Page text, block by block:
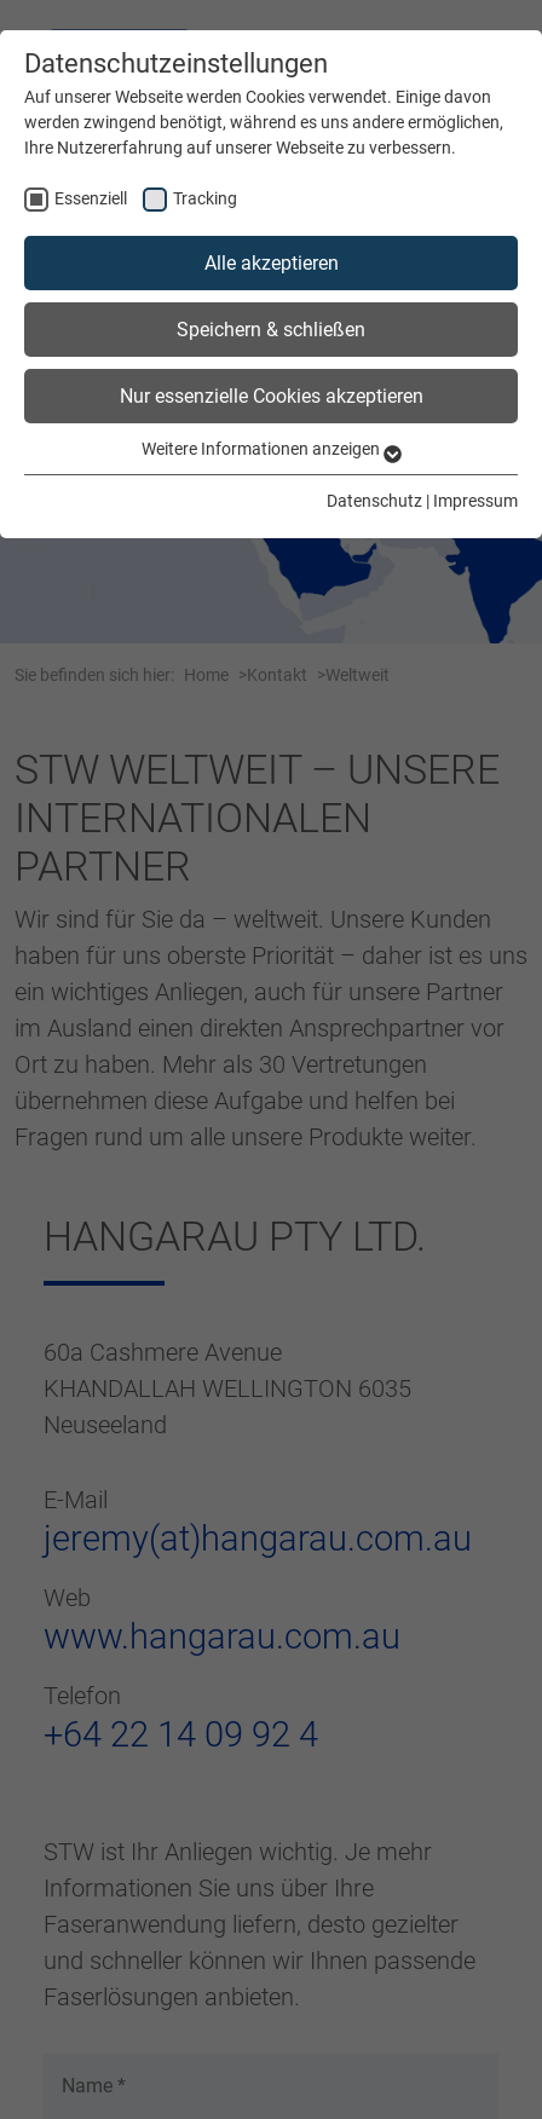
DEUTSCH
Sie befinden sich hier: Home Kontakt Weltweit
STW WELTWEIT – UNSERE
INTERNATIONALEN
PARTNER
Wir sind für Sie da – weltweit. Unsere Kunden
haben für uns oberste Priorität – daher ist es uns
ein wichtiges Anliegen, auch für unsere Partner
im Ausland einen direkten Ansprechpartner vor
Ort zu haben. Mehr als 30 Vertretungen
übernehmen diese Aufgabe und helfen bei
Fragen rund um alle unsere Produkte weiter.
HANGARAU PTY LTD.
60a Cashmere Avenue
KHANDALLAH WELLINGTON 6035
Neuseeland
E-Mail
jeremy(at)hangarau.com.au
Web
www.hangarau.com.au
Telefon
+64 22 14 09 92 4
STW ist Ihr Anliegen wichtig. Je mehr
Informationen Sie uns über Ihre
Faseranwendung liefern, desto gezielter
und schneller können wir Ihnen passende
Faserlösungen anbieten.
Datenschutzeinstellungen
Auf unserer Webseite werden Cookies verwendet. Einige davon
werden zwingend benötigt, während es uns andere ermöglichen,
Ihre Nutzererfahrung auf unserer Webseite zu verbessern.
Essenziell Tracking
Alle akzeptieren
Speichern & schließen
Nur essenzielle Cookies akzeptieren
Essenzielle Cookies werden für grundlegende Funktionen der
Webseite einwandfrei funktioniert.
Zweck
Dieses Cookie wird verwendet, um Ihre
Cookie-Einstellungen für diese Website zu
speichern.
Name SgCookieOptin.lastPreferences
Anbieter
Laufzeit 1 Jahr
Zweck
Dieser Wert speichert Ihre Consent-
Einstellungen. Unter anderem eine zufällig
generierte ID, für die historische
Speicherung Ihrer vorgenommen
Einstellungen, falls der Webseiten-Betreiber
Cookie-Informationen anzeigen
Tracking
Weitere Informationen anzeigen
Datenschutz | Impressum